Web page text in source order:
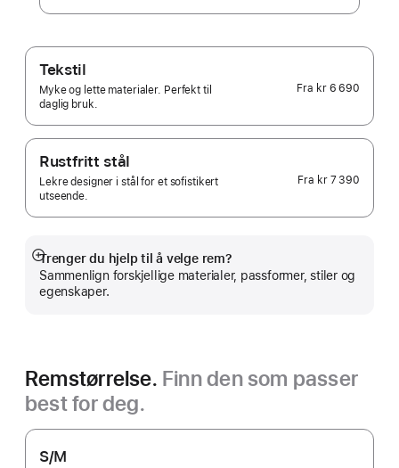
Tekstil
Myke og lette materialer. Perfekt til
daglig bruk.
Fra kr 6 690
Rustfritt stål
Lekre designer i stål for et sofistikert
utseende.
Fra kr 7 390
Trenger du hjelp til å velge rem?
Sammenlign forskjellige materialer, passformer, stiler og
egenskaper.
Mer
Remstørrelse. Finn den som passer
best for deg.
S/M